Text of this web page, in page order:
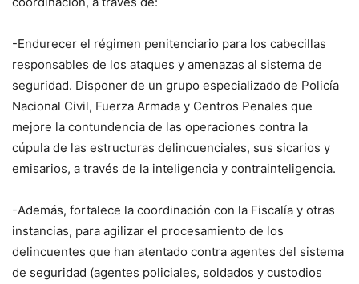
-Endurecer el régimen penitenciario para los cabecillas
responsables de los ataques y amenazas al sistema de
seguridad. Disponer de un grupo especializado de Policía
Nacional Civil, Fuerza Armada y Centros Penales que
mejore la contundencia de las operaciones contra la
cúpula de las estructuras delincuenciales, sus sicarios y
emisarios, a través de la inteligencia y contrainteligencia.
-Además, fortalece la coordinación con la Fiscalía y otras
instancias, para agilizar el procesamiento de los
delincuentes que han atentado contra agentes del sistema
de seguridad (agentes policiales, soldados y custodios